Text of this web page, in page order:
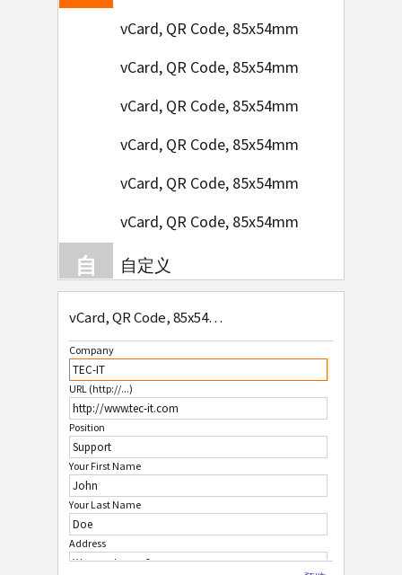
vCard, QR Code, 85x54mm
vCard, QR Code, 85x54mm
vCard, QR Code, 85x54mm
vCard, QR Code, 85x54mm
vCard, QR Code, 85x54mm
vCard, QR Code, 85x54mm
自 自定义
vCard, QR Code, 85x54mm
Company
URL (http://...)
Position
Your First Name
Your Last Name
Address